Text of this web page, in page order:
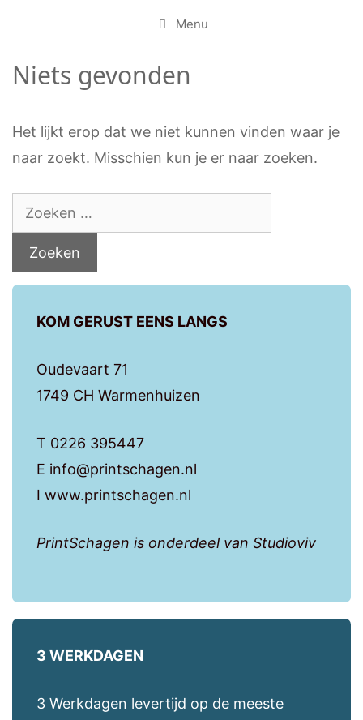
Menu
Niets gevonden
Het lijkt erop dat we niet kunnen vinden waar je
naar zoekt. Misschien kun je er naar zoeken.
KOM GERUST EENS LANGS
Oudevaart 71
1749 CH Warmenhuizen
T 0226 395447
E info@printschagen.nl
I www.printschagen.nl
PrintSchagen is onderdeel van Studioviv
3 WERKDAGEN
3 Werkdagen levertijd op de meeste